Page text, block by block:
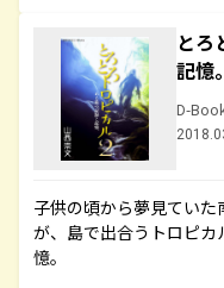
とろ
記
D-
子供の頃から夢見てい
が、島で出合うトロピ
憶。